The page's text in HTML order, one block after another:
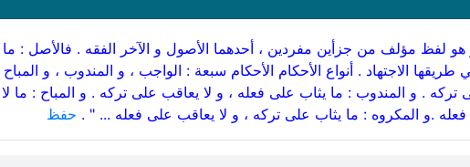
مؤلف من جزأين مفردين ، أحدهما الأصول و الآخر الفقه . فالأصل : ما
الاجتهاد . أنواع الأحكام الأحكام سبعة : الواجب ، و المندوب ، و
. و المندوب : ما يثاب على فعله ، و لا يعاقب على تركه . و المباح : ما
.و المكروه : ما يثاب على تركه ، و لا يعاقب على فعله ... " . حفظ